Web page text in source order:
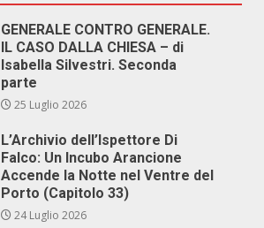
GENERALE CONTRO GENERALE.
IL CASO DALLA CHIESA – di
Isabella Silvestri. Seconda
parte
25 Luglio 2026
L’Archivio dell’Ispettore Di
Falco: Un Incubo Arancione
Accende la Notte nel Ventre del
Porto (Capitolo 33)
24 Luglio 2026